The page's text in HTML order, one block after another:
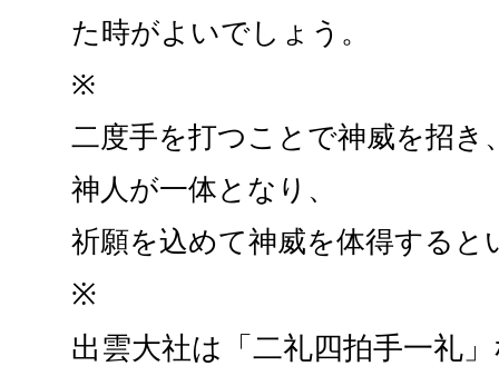
た時がよいでしょう。
※
二度手を打つことで神威を招き
神人が一体となり、
祈願を込めて神威を体得すると
※
出雲大社は「二礼四拍手一礼